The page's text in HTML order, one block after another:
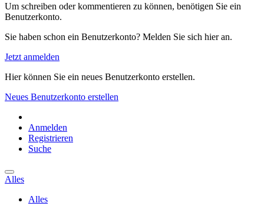
Um schreiben oder kommentieren zu können, benötigen Sie ein
Benutzerkonto.
Sie haben schon ein Benutzerkonto? Melden Sie sich hier an.
Jetzt anmelden
Hier können Sie ein neues Benutzerkonto erstellen.
Neues Benutzerkonto erstellen
Anmelden
Registrieren
Suche
Alles
Alles